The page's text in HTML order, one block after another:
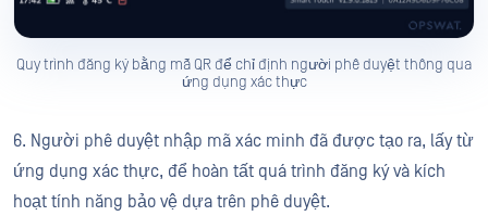
Quy trình đăng ký bằng mã QR để chỉ định người phê duyệt thông qua
ứng dụng xác thực
6. Người phê duyệt nhập mã xác minh đã được tạo ra, lấy từ
ứng dụng xác thực, để hoàn tất quá trình đăng ký và kích
hoạt tính năng bảo vệ dựa trên phê duyệt.